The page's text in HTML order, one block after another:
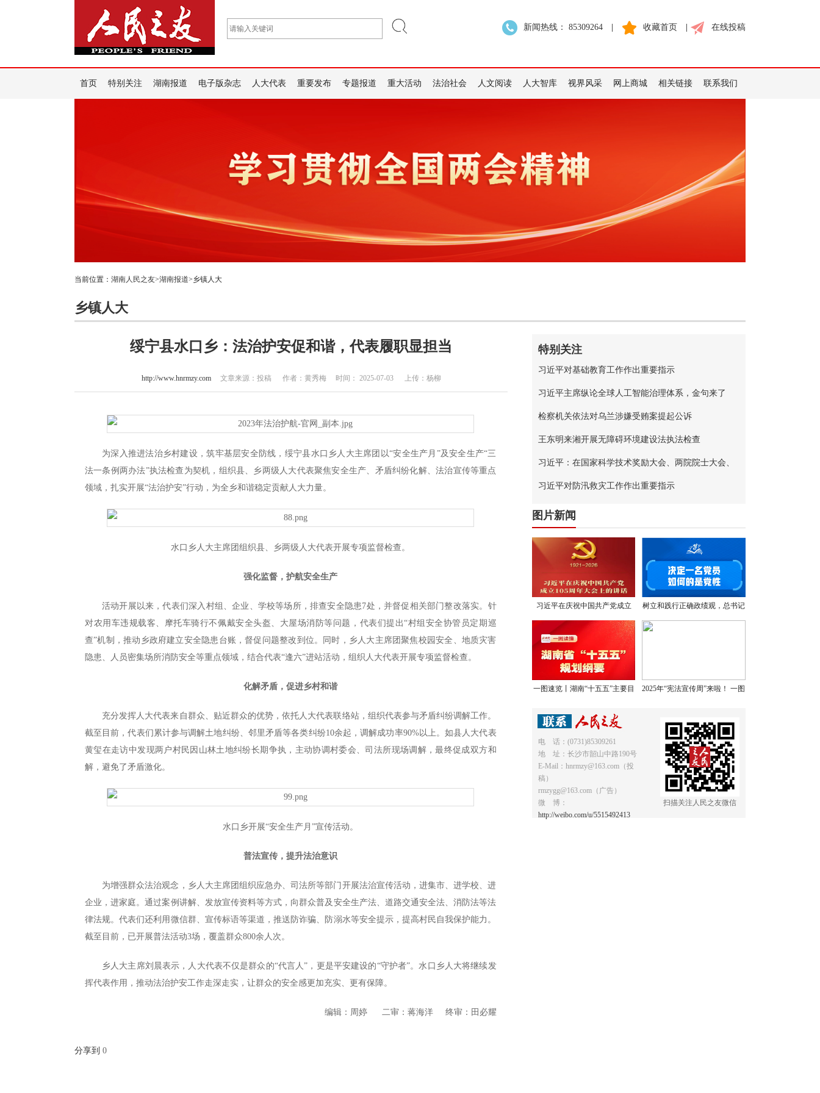
新闻热线： 85309264 收藏首页 在线投稿
首页 特别关注 湖南报道 电子版杂志 人大代表 重要发布 专题报道 重大活动 法治社会 人文阅读 人大智库 视界风采 网上商城 相关链接 联系我们
当前位置： 湖南人民之友>湖南报道>乡镇人大
乡镇人大
绥宁县水口乡：法治护安促和谐，代表履职显担当
http://www.hnrmzy.com文章来源：投稿 作者：黄秀梅 时间： 2025-07-03 上传：杨柳
为深入推进法治乡村建设，筑牢基层安全防线，绥宁县水口乡人大主席团以“安全生产月”及安全生产“三
法一条例两办法”执法检查为契机，组织县、乡两级人大代表聚焦安全生产、矛盾纠纷化解、法治宣传等重点
领域，扎实开展“法治护安”行动，为全乡和谐稳定贡献人大力量。
水口乡人大主席团组织县、乡两级人大代表开展专项监督检查。
强化监督，护航安全生产
活动开展以来，代表们深入村组、企业、学校等场所，排查安全隐患7处，并督促相关部门整改落实。针
对农用车违规载客、摩托车骑行不佩戴安全头盔、大屋场消防等问题，代表们提出“村组安全协管员定期巡
查”机制，推动乡政府建立安全隐患台账，督促问题整改到位。同时，乡人大主席团聚焦校园安全、地质灾害
隐患、人员密集场所消防安全等重点领域，结合代表“逢六”进站活动，组织人大代表开展专项监督检查。
化解矛盾，促进乡村和谐
充分发挥人大代表来自群众、贴近群众的优势，依托人大代表联络站，组织代表参与矛盾纠纷调解工作。
截至目前，代表们累计参与调解土地纠纷、邻里矛盾等各类纠纷10余起，调解成功率90%以上。如县人大代表
黄玺在走访中发现两户村民因山林土地纠纷长期争执，主动协调村委会、司法所现场调解，最终促成双方和
解，避免了矛盾激化。
水口乡开展“安全生产月”宣传活动。
普法宣传，提升法治意识
为增强群众法治观念，乡人大主席团组织应急办、司法所等部门开展法治宣传活动，进集市、进学校、进
企业，进家庭。通过案例讲解、发放宣传资料等方式，向群众普及安全生产法、道路交通安全法、消防法等法
律法规。代表们还利用微信群、宣传标语等渠道，推送防诈骗、防溺水等安全提示，提高村民自我保护能力。
截至目前，已开展普法活动3场，覆盖群众800余人次。
乡人大主席刘晨表示，人大代表不仅是群众的“代言人”，更是平安建设的“守护者”。水口乡人大将继续发
挥代表作用，推动法治护安工作走深走实，让群众的安全感更加充实、更有保障。
编辑：周婷 二审：蒋海洋 终审：田必耀
分享到 0
特别关注
习近平对基础教育工作作出重要指示
习近平主席纵论全球人工智能治理体系，金句来了
检察机关依法对乌兰涉嫌受贿案提起公诉
王东明来湘开展无障碍环境建设法执法检查
习近平：在国家科学技术奖励大会、两院院士大会、
中国科协第十一次全国代表大会上的讲话
习近平对防汛救灾工作作出重要指示
图片新闻
习近平在庆祝中国共产党成立
105周年大会上的讲话，学金
句，悟深意！
树立和践行正确政绩观，总书记
提出明确要求
一图速览丨湖南“十五五”主要目
2025年“宪法宣传周”来啦！ 一图
电 话：(0731)85309261
地 址：长沙市韶山中路190号
E-Mail：hnrmzy@163.com（投
稿）
rmzygg@163.com（广告）
微 博：
http://weibo.com/u/5515492413
扫描关注人民之友微信